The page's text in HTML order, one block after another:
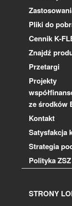
Pliki do
Cennik K-
Znajdź
Przetargi
Projekty
ze środków
Kontakt
Satysfakcja
Strategia
Polityka ZSZ
STRONY